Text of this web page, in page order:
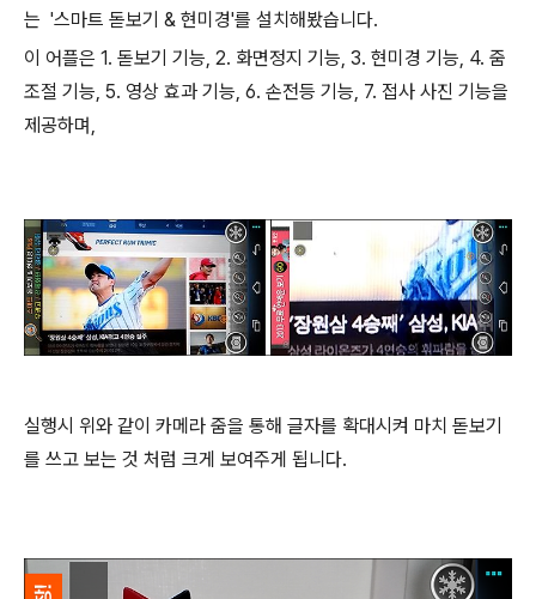
는 '스마트 돋보기 & 현미경'를 설치해봤습니다.
이 어플은 1. 돋보기 기능, 2. 화면정지 기능, 3. 현미경 기능, 4. 줌
조절 기능, 5. 영상 효과 기능, 6. 손전등 기능, 7. 접사 사진 기능을
제공하며,
실행시 위와 같이 카메라 줌을 통해 글자를 확대시켜 마치 돋보기
를 쓰고 보는 것 처럼 크게 보여주게 됩니다.